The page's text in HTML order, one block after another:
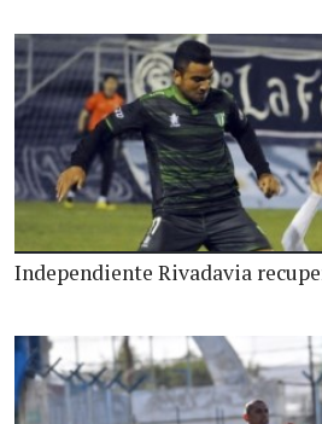
Independiente Rivadavia